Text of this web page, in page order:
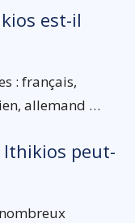
est-il
: français,
allemand …
Ithikios peut-